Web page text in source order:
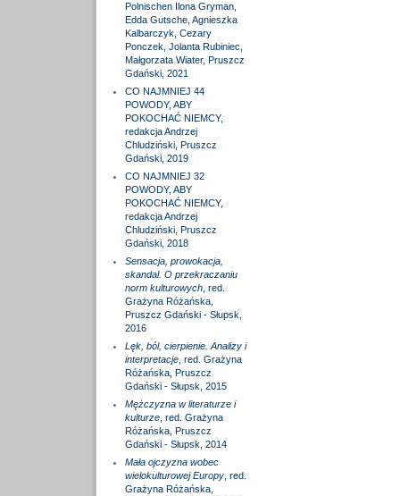
Polnischen Ilona Gryman,
Edda Gutsche, Agnieszka
Kalbarczyk, Cezary
Ponczek, Jolanta Rubiniec,
Małgorzata Wiater, Pruszcz
Gdański, 2021
CO NAJMNIEJ 44
POWODY, ABY
POKOCHAĆ NIEMCY,
redakcja Andrzej
Chludziński, Pruszcz
Gdański, 2019
CO NAJMNIEJ 32
POWODY, ABY
POKOCHAĆ NIEMCY,
redakcja Andrzej
Chludziński, Pruszcz
Gdański, 2018
Sensacja, prowokacja,
skandal. O przekraczaniu
norm kulturowych, red.
Grażyna Różańska,
Pruszcz Gdański - Słupsk,
2016
Lęk, ból, cierpienie. Analizy i
interpretacje, red. Grażyna
Różańska, Pruszcz
Gdański - Słupsk, 2015
Mężczyzna w literaturze i
kulturze, red. Grażyna
Różańska, Pruszcz
Gdański - Słupsk, 2014
Mała ojczyzna wobec
wielokulturowej Europy, red.
Grażyna Różańska,